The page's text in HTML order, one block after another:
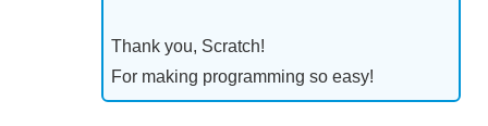
Thank you, Scratch!
For making programming so easy!